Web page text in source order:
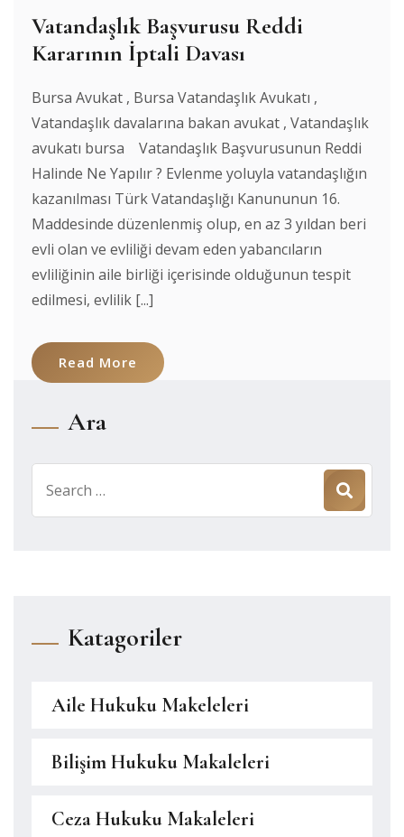
Vatandaşlık Başvurusu Reddi
Kararının İptali Davası
Bursa Avukat , Bursa Vatandaşlık Avukatı ,
Vatandaşlık davalarına bakan avukat , Vatandaşlık
avukatı bursa Vatandaşlık Başvurusunun Reddi
Halinde Ne Yapılır ? Evlenme yoluyla vatandaşlığın
kazanılması Türk Vatandaşlığı Kanununun 16.
Maddesinde düzenlenmiş olup, en az 3 yıldan beri
evli olan ve evliliği devam eden yabancıların
evliliğinin aile birliği içerisinde olduğunun tespit
edilmesi, evlilik [...]
Read More
Ara
for:
Katagoriler
Aile Hukuku Makeleleri
Bilişim Hukuku Makaleleri
Ceza Hukuku Makaleleri